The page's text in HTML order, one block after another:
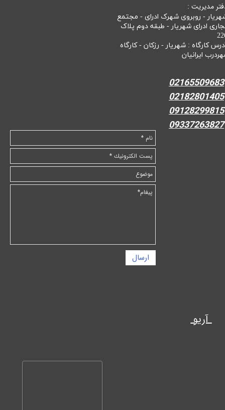
ارسال
مدیریت :
- روبروی شهرک ادرای - مجتمع
ادرای شهریار - طبقه دوم پلاک
کارگاه : شهریار - رزکان - کارگاه
ایرانیان
02165509683
02182801405
09128299815
09337263827
آریو